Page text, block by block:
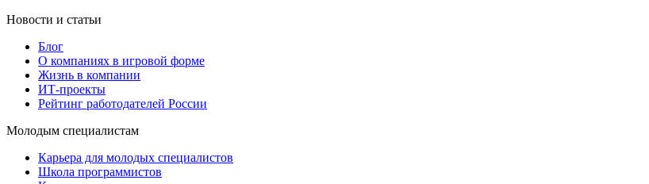
Новости и статьи
Блог
О компаниях в игровой форме
Жизнь в компании
ИТ-проекты
Рейтинг работодателей России
Молодым специалистам
Карьера для молодых специалистов
Школа программистов